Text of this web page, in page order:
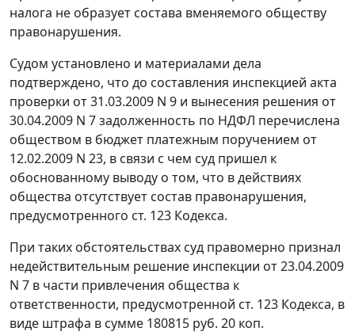
налога не образует состава вменяемого обществу
правонарушения.
Судом установлено и материалами дела
подтверждено, что до составления инспекцией акта
проверки от 31.03.2009 N 9 и вынесения решения от
30.04.2009 N 7 задолженность по НДФЛ перечислена
обществом в бюджет платежным поручением от
12.02.2009 N 23, в связи с чем суд пришел к
обоснованному выводу о том, что в действиях
общества отсутствует состав правонарушения,
предусмотренного ст. 123 Кодекса.
При таких обстоятельствах суд правомерно признал
недействительным решение инспекции от 23.04.2009
N 7 в части привлечения общества к
ответственности, предусмотренной ст. 123 Кодекса, в
виде штрафа в сумме 180815 руб. 20 коп.